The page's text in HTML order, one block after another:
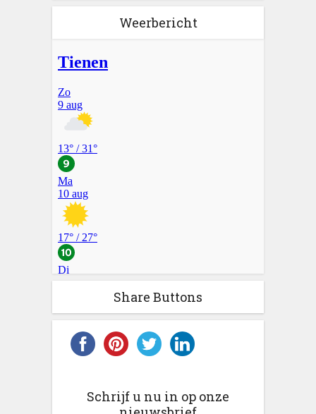
Weerbericht
Share Buttons
Schrijf u nu in op onze